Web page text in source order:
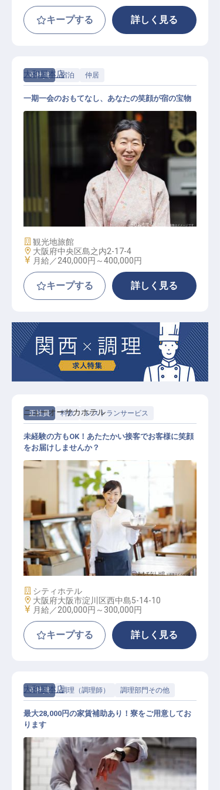
キープする 詳しく見る
正社員 宿泊 仲居
仲居
大和屋本店
一期一会のおもてなし、あなたの笑顔が宿の宝物
施設業態
観光地旅館
勤務地
大阪府中央区島之内2-17-4
給与
月給／240,000円～400,000円
キープする 詳しく見る
正社員 料飲 レストランサービス
宴会サービス
ニューオーサカホテル
未経験の方もOK！あたたかい接客でお客様に笑顔
をお届けしませんか？
施設業態
シティホテル
勤務地
大阪府大阪市淀川区西中島5-14-10
給与
月給／200,000円～ 300,000円
キープする 詳しく見る
正社員 調理（調理師） 調理部門その他
大和屋本店
最大28,000円の家賃補助あり！寮をご用意してお
ります